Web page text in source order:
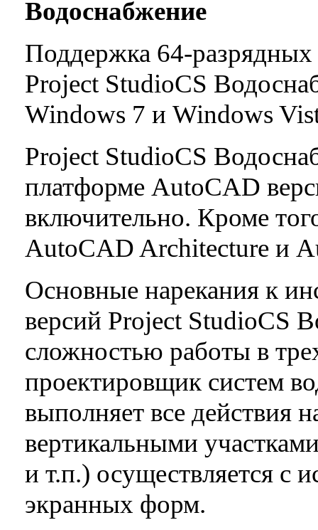
Водоснабжение
Поддержка 64-
Project StudioCS
Windows 7 и Windows
Project StudioCS
платформе AutoCAD
включительно. Кроме
AutoCAD Architecture и
Основные нарекания к
версий Project StudioCS
сложностью работы в
проектировщик систем
выполняет все действия
вертикальными
и т.п.) осуществляется с
экранных форм.